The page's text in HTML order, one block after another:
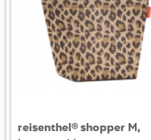
reisenthel® shopper M,